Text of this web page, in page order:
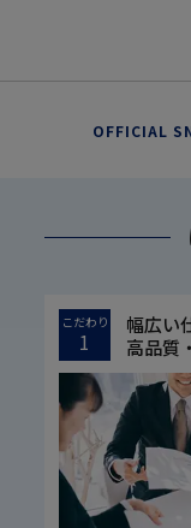
OFFICIAL
こだわり
1
幅広い
高品質